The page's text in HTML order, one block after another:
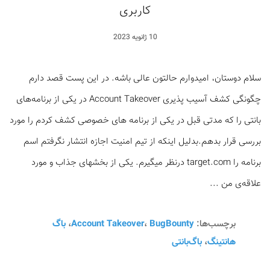
کاربری
10 ژانویه 2023
سلام دوستان، امیدوارم حالتون عالی باشه. در این پست قصد دارم
چگونگی کشف آسیب پذیری Account Takeover در یکی از برنامه‌های
بانتی را که مدتی قبل در یکی از برنامه های خصوصی کشف کردم را مورد
بررسی قرار بدهم.بدلیل اینکه از تیم امنیت اجازه انتشار نگرفتم اسم
برنامه را target.com درنظر میگیرم. یکی از بخشهای جذاب و مورد
علاقه‌ی من ...
برچسب‌ها: Account Takeover، BugBounty ، باگ
هانتینگ، باگ‌بانتی